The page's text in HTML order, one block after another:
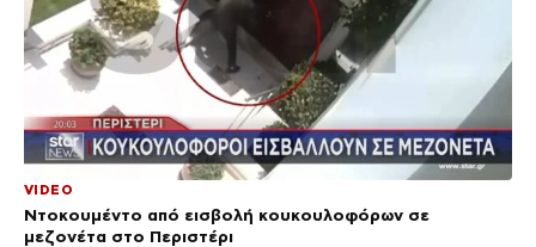
VIDEO
Ντοκουμέντο από εισβολή κουκουλοφόρων σε
μεζονέτα στο Περιστέρι